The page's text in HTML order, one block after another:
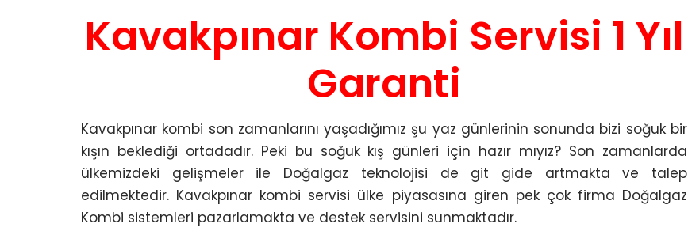
Kavakpınar Kombi Servisi 1 Yıl
Garanti
Kavakpınar kombi son zamanlarını yaşadığımız şu yaz günlerinin sonunda bizi soğuk bir
kışın beklediği ortadadır. Peki bu soğuk kış günleri için hazır mıyız? Son zamanlarda
ülkemizdeki gelişmeler ile Doğalgaz teknolojisi de git gide artmakta ve talep
edilmektedir. Kavakpınar kombi servisi ülke piyasasına giren pek çok firma Doğalgaz
Kombi sistemleri pazarlamakta ve destek servisini sunmaktadır.